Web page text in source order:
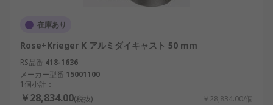
在庫あり
Rose+Krieger K アルミダイキャスト 50 mm
RS品番 418-1636
メーカー型番 15001100
1個小計：
￥28,834.00(税抜) ￥28,834.00/個